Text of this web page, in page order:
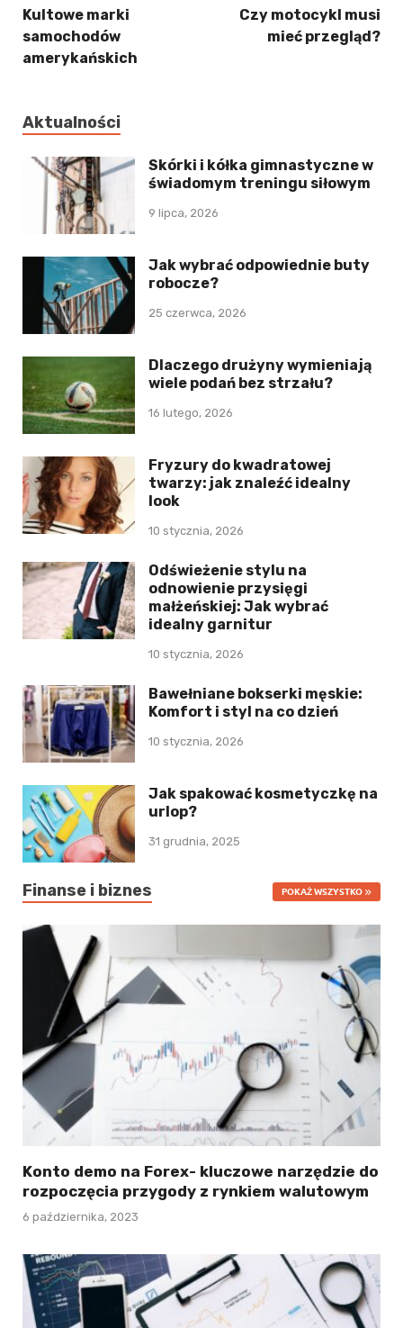
Kultowe marki
samochodów
amerykańskich
Czy motocykl musi
mieć przegląd?
Aktualności
Skórki i kółka gimnastyczne w
świadomym treningu siłowym
9 lipca, 2026
Jak wybrać odpowiednie buty
robocze?
25 czerwca, 2026
Dlaczego drużyny wymieniają
wiele podań bez strzału?
16 lutego, 2026
Fryzury do kwadratowej
twarzy: jak znaleźć idealny
look
10 stycznia, 2026
Odświeżenie stylu na
odnowienie przysięgi
małżeńskiej: Jak wybrać
idealny garnitur
10 stycznia, 2026
Bawełniane bokserki męskie:
Komfort i styl na co dzień
10 stycznia, 2026
Jak spakować kosmetyczkę na
urlop?
31 grudnia, 2025
Finanse i biznes POKAŻ WSZYSTKO
Konto demo na Forex- kluczowe narzędzie do
rozpoczęcia przygody z rynkiem walutowym
6 października, 2023